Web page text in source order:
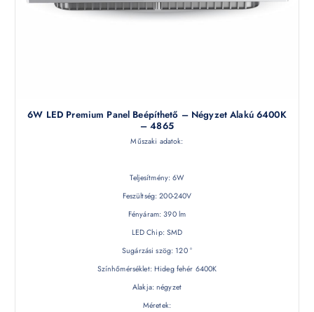
6W LED Premium Panel Beépíthető – Négyzet Alakú 6400K
– 4865
Műszaki adatok:
Teljesítmény: 6W
Feszültség: 200-240V
Fényáram: 390 lm
LED Chip: SMD
Sugárzási szög: 120 °
Színhőmérséklet: Hideg fehér 6400K
Alakja: négyzet
Méretek: